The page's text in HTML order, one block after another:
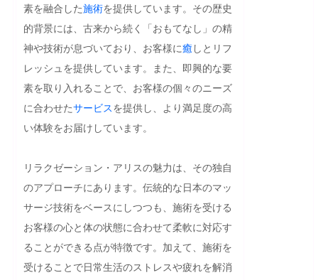
素を融合した施術を提供しています。その歴史
的背景には、古来から続く「おもてなし」の精
神や技術が息づいており、お客様に癒 しとリフ
レッシュを提供しています。また、即興的な要
素を取り入れることで、お客様の個々のニーズ
に合わせたサービスを提供し、より満足度の高
い体験をお届けしています。
リラクゼーション・アリスの魅力は、その独自
のアプローチにあります。伝統的な日本のマッ
サージ技術をベースにしつつも、施術を受ける
お客様の心と体の状態に合わせて柔軟に対応す
ることができる点が特徴です。加えて、施術を
受けることで日常生活のストレスや疲れを解消